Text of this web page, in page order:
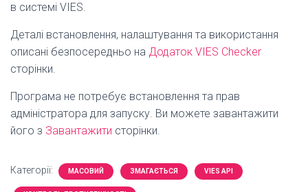
в системі VIES.
Деталі встановлення, налаштування та використання
описані безпосередньо на Додаток VIES Checker
сторінки.
Програма не потребує встановлення та прав
адміністратора для запуску. Ви можете завантажити
його з Завантажити сторінки.
Категорії: МАСОВИЙ ЗМАГАЄТЬСЯ VIES API